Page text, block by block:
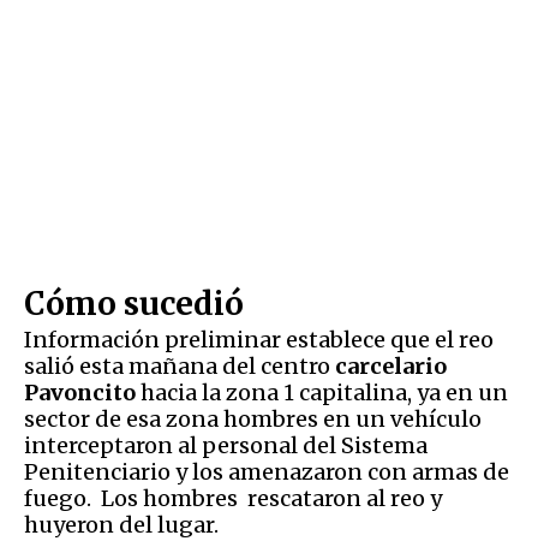
Cómo sucedió
Información preliminar establece que el reo
salió esta mañana del centro carcelario
Pavoncitohacia la zona 1 capitalina, ya en un
sector de esa zona hombres en un vehículo
interceptaron al personal del Sistema
Penitenciario y los amenazaron con armas de
fuego. Los hombres rescataron al reo y
huyeron del lugar.